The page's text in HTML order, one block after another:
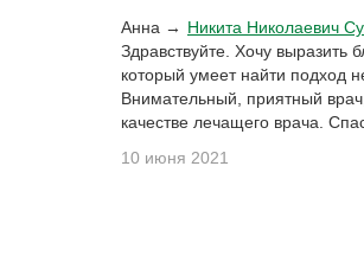
Анна → Никита Николаевич
Здравствуйте. Хочу выразить
который умеет найти подход
Внимательный, приятный
качестве лечащего врача.
10 июня 2021